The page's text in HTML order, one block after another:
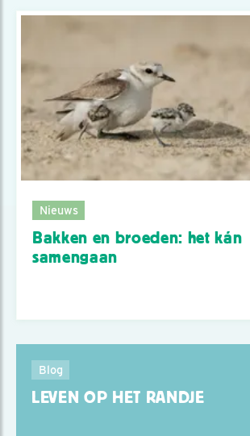
Nieuws
Bakken en broeden: het kán
samengaan
Blog
LEVEN OP HET RANDJE